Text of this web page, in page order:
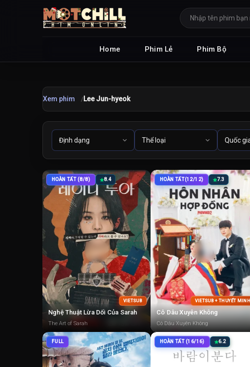
Home Phim Lẻ Phim Bộ
Xem phim Lee Jun-hyeok
HOÀN TẤT (8/8) 8.4
VIETSUB
Nghệ Thuật Lừa Dối Của Sarah
The Art of Sarah
HOÀN TẤT(12/12) 7.3
VIETSUB + THUYẾT MINH
Cô Dâu Xuyên Không
Cô Dâu Xuyên Không
FULL HOÀN TẤT (16/16) 6.2